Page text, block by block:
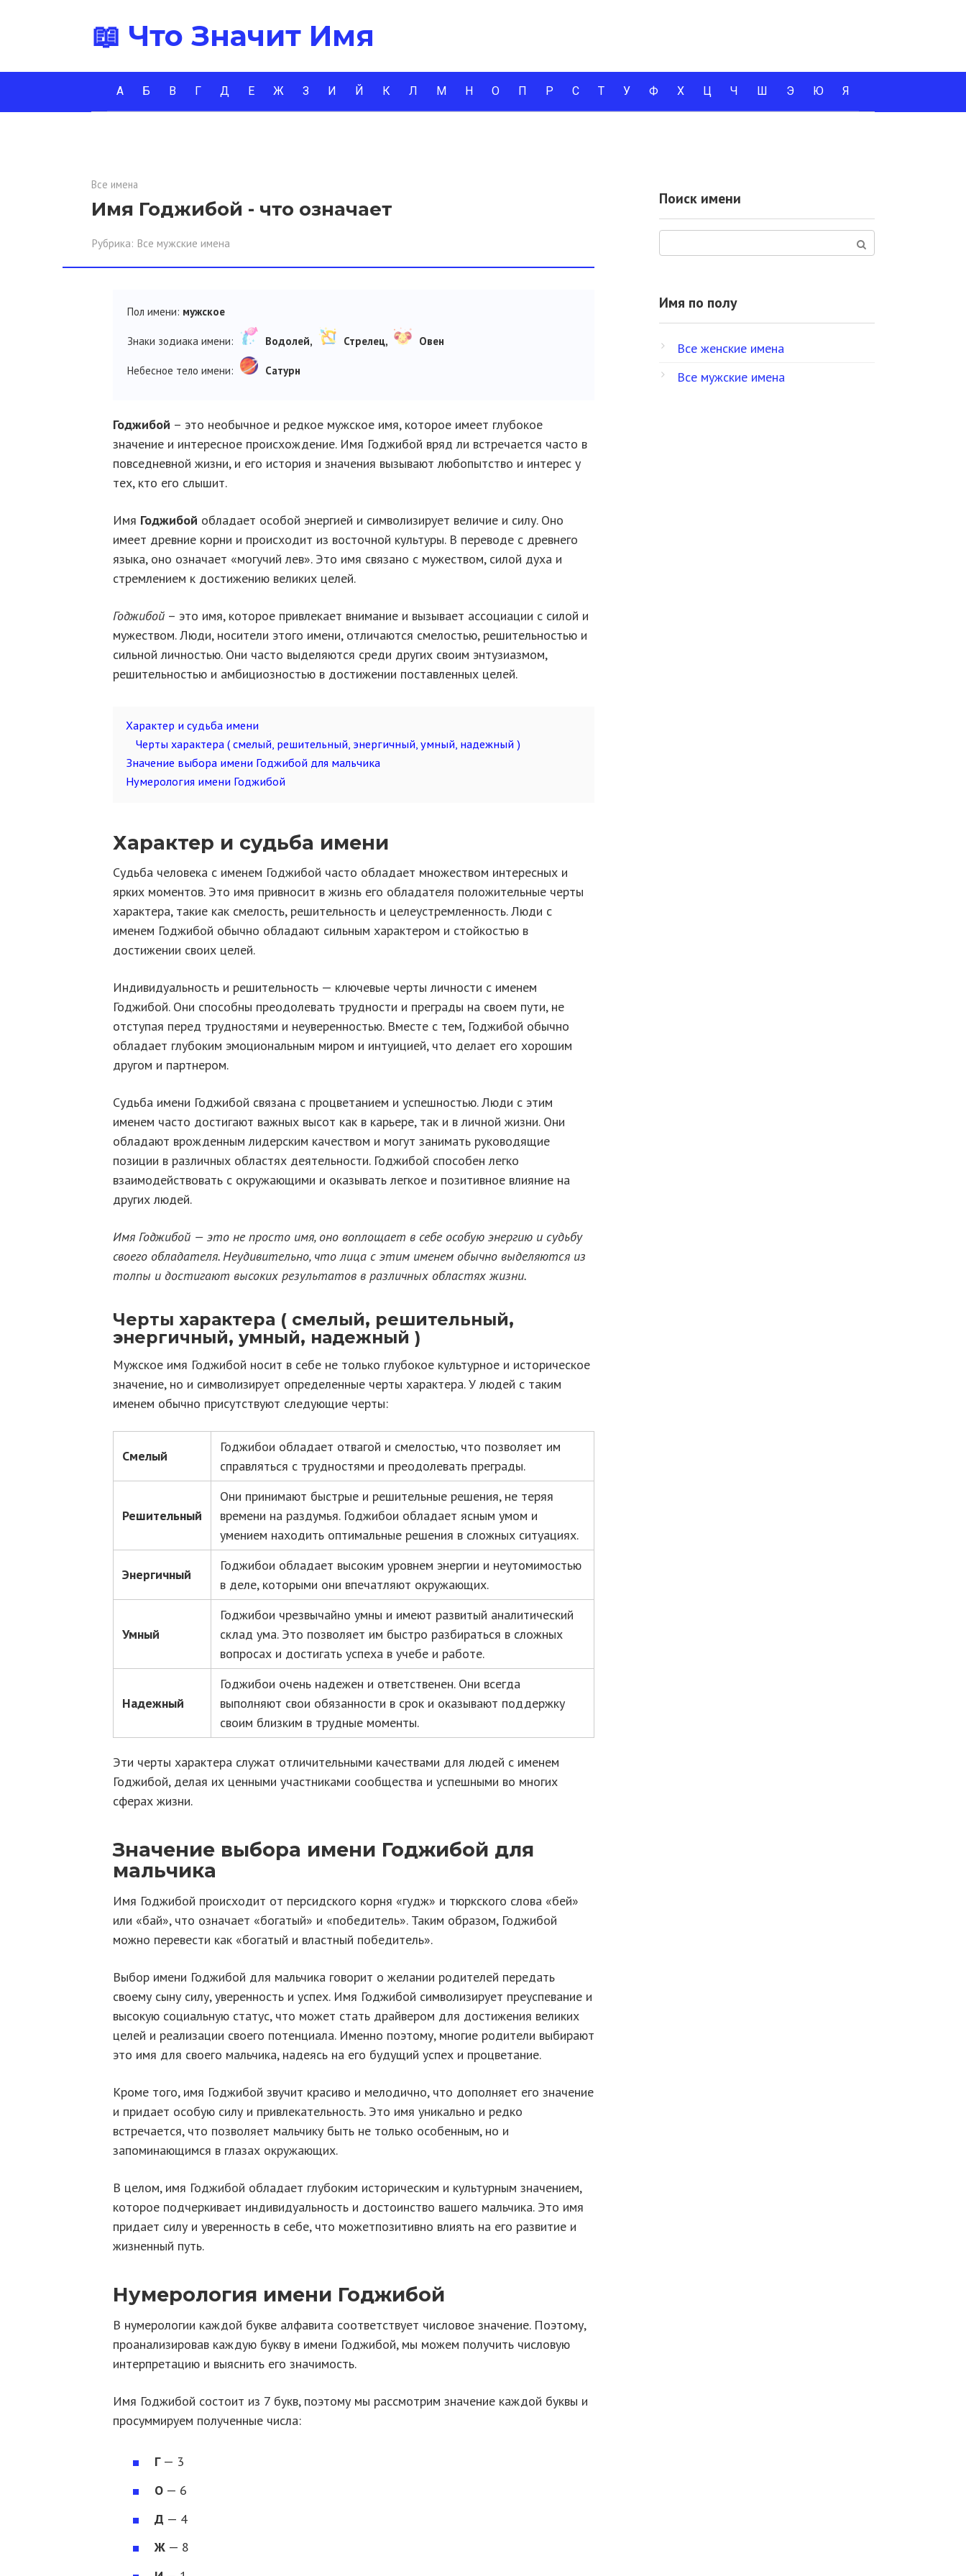
📖 Что Значит Имя
А Б В Г Д Е Ж З И Й К Л М Н О П Р С Т У Ф Х Ц Ч Ш Э Ю Я
Все имена
Имя Годжибой - что означает
Рубрика: Все мужские имена
Пол имени: мужское
Знаки зодиака имени: Водолей, Стрелец, Овен
Небесное тело имени: Сатурн
Годжибой – это необычное и редкое мужское имя, которое имеет глубокое
значение и интересное происхождение. Имя Годжибой вряд ли встречается часто в
повседневной жизни, и его история и значения вызывают любопытство и интерес у
тех, кто его слышит.
Имя Годжибой обладает особой энергией и символизирует величие и силу. Оно
имеет древние корни и происходит из восточной культуры. В переводе с древнего
языка, оно означает «могучий лев». Это имя связано с мужеством, силой духа и
стремлением к достижению великих целей.
Годжибой – это имя, которое привлекает внимание и вызывает ассоциации с силой и
мужеством. Люди, носители этого имени, отличаются смелостью, решительностью и
сильной личностью. Они часто выделяются среди других своим энтузиазмом,
решительностью и амбициозностью в достижении поставленных целей.
Характер и судьба имени
Черты характера ( смелый, решительный, энергичный, умный, надежный )
Значение выбора имени Годжибой для мальчика
Нумерология имени Годжибой
Характер и судьба имени
Судьба человека с именем Годжибой часто обладает множеством интересных и
ярких моментов. Это имя привносит в жизнь его обладателя положительные черты
характера, такие как смелость, решительность и целеустремленность. Люди с
именем Годжибой обычно обладают сильным характером и стойкостью в
достижении своих целей.
Индивидуальность и решительность — ключевые черты личности с именем
Годжибой. Они способны преодолевать трудности и преграды на своем пути, не
отступая перед трудностями и неуверенностью. Вместе с тем, Годжибой обычно
обладает глубоким эмоциональным миром и интуицией, что делает его хорошим
другом и партнером.
Судьба имени Годжибой связана с процветанием и успешностью. Люди с этим
именем часто достигают важных высот как в карьере, так и в личной жизни. Они
обладают врожденным лидерским качеством и могут занимать руководящие
позиции в различных областях деятельности. Годжибой способен легко
взаимодействовать с окружающими и оказывать легкое и позитивное влияние на
других людей.
Имя Годжибой — это не просто имя, оно воплощает в себе особую энергию и судьбу
своего обладателя. Неудивительно, что лица с этим именем обычно выделяются из
толпы и достигают высоких результатов в различных областях жизни.
Черты характера ( смелый, решительный,
энергичный, умный, надежный )
Мужское имя Годжибой носит в себе не только глубокое культурное и историческое
значение, но и символизирует определенные черты характера. У людей с таким
именем обычно присутствуют следующие черты:
Смелый
Годжибои обладает отвагой и смелостью, что позволяет им
справляться с трудностями и преодолевать преграды.
Решительный
Они принимают быстрые и решительные решения, не теряя
времени на раздумья. Годжибои обладает ясным умом и
умением находить оптимальные решения в сложных ситуациях.
Энергичный
Годжибои обладает высоким уровнем энергии и неутомимостью
в деле, которыми они впечатляют окружающих.
Умный
Годжибои чрезвычайно умны и имеют развитый аналитический
склад ума. Это позволяет им быстро разбираться в сложных
вопросах и достигать успеха в учебе и работе.
Надежный
Годжибои очень надежен и ответственен. Они всегда
выполняют свои обязанности в срок и оказывают поддержку
своим близким в трудные моменты.
Эти черты характера служат отличительными качествами для людей с именем
Годжибой, делая их ценными участниками сообщества и успешными во многих
сферах жизни.
Значение выбора имени Годжибой для
мальчика
Имя Годжибой происходит от персидского корня «гудж» и тюркского слова «бей»
или «бай», что означает «богатый» и «победитель». Таким образом, Годжибой
можно перевести как «богатый и властный победитель».
Выбор имени Годжибой для мальчика говорит о желании родителей передать
своему сыну силу, уверенность и успех. Имя Годжибой символизирует преуспевание и
высокую социальную статус, что может стать драйвером для достижения великих
целей и реализации своего потенциала. Именно поэтому, многие родители выбирают
это имя для своего мальчика, надеясь на его будущий успех и процветание.
Кроме того, имя Годжибой звучит красиво и мелодично, что дополняет его значение
и придает особую силу и привлекательность. Это имя уникально и редко
встречается, что позволяет мальчику быть не только особенным, но и
запоминающимся в глазах окружающих.
В целом, имя Годжибой обладает глубоким историческим и культурным значением,
которое подчеркивает индивидуальность и достоинство вашего мальчика. Это имя
придает силу и уверенность в себе, что можетпозитивно влиять на его развитие и
жизненный путь.
Нумерология имени Годжибой
В нумерологии каждой букве алфавита соответствует числовое значение. Поэтому,
проанализировав каждую букву в имени Годжибой, мы можем получить числовую
интерпретацию и выяснить его значимость.
Имя Годжибой состоит из 7 букв, поэтому мы рассмотрим значение каждой буквы и
просуммируем полученные числа:
Г— 3
О — 6
Д — 4
Ж — 8
Поиск имени
Имя по полу
Все женские имена
Все мужские имена